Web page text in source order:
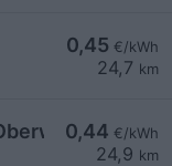
0,45 €/kWh
24,7 km
0,44 €/kWh
24,9 km
- 1